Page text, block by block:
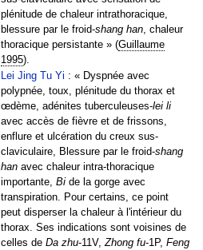
plénitude de chaleur intrathoracique,
blessure par le froid-shang han , chaleur
thoracique persistante » (Guillaume
1995).
Lei Jing Tu Yi : « Dyspnée avec
polypnée, toux, plénitude du thorax et
œdème, adénites tuberculeuses-lei li
avec accès de fièvre et de frissons,
enflure et ulcération du creux sus-
claviculaire, Blessure par le froid-shang
han avec chaleur intra-thoracique
importante,Bi de la gorge avec
transpiration. Pour certains, ce point
peut disperser la chaleur à l'intérieur du
thorax. Ses indications sont voisines de
celles deDa zhu-11V,Zhong fu-1P,Feng